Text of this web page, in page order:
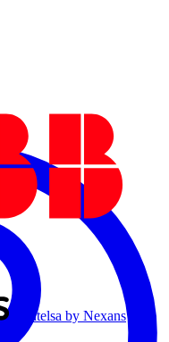
Centelsa by Nexans